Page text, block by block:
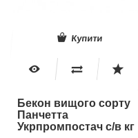
Купити
Бекон вищого сорту
Панчетта
Укрпромпостач с/в кг